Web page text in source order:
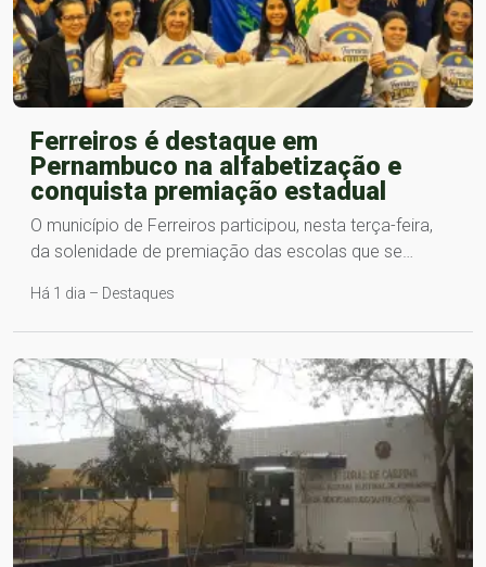
Ferreiros é destaque em
Pernambuco na alfabetização e
conquista premiação estadual
O município de Ferreiros participou, nesta terça-feira,
da solenidade de premiação das escolas que se…
Há 1 dia – Destaques